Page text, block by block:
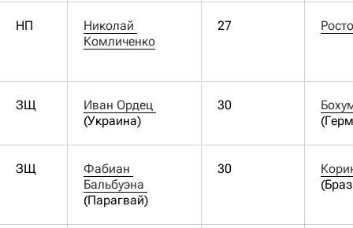
НП
Николай
Комличенко
27
ЗЩ
(Украина)
30
ЗЩ
Фабиан
(Парагвай)
30